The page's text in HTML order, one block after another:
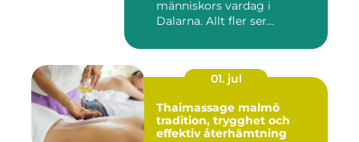
människors vardag i
Dalarna. Allt fler ser
01. jul
Thaimassage malmö
tradition, trygghet och
effektiv återhämtning